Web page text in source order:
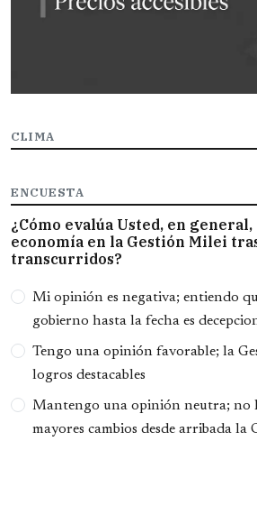
CLIMA
ENCUESTA
¿Cómo evalúa Usted, en
economía en la Gestión Milei
transcurridos?
Opciones
Mi opinión es negativa; entiendo
gobierno hasta la fecha es
Tengo una opinión favorable; la
logros destacables
Mantengo una opinión neutra; no
mayores cambios desde arribada la